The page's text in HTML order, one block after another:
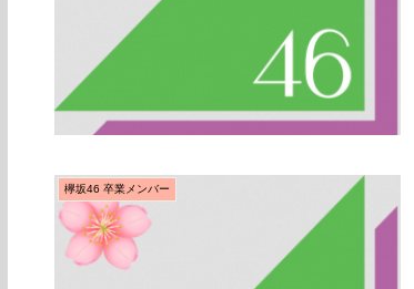
欅坂46 卒業メンバー